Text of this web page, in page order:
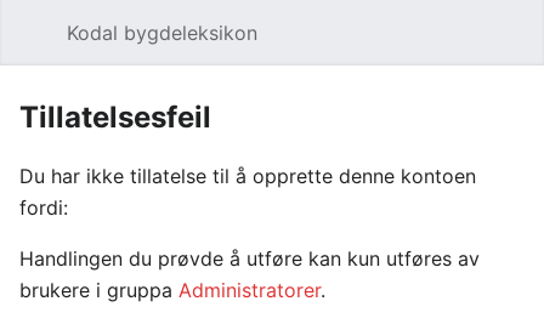
Kodal bygdeleksikon
Tillatelsesfeil
Du har ikke tillatelse til å opprette denne kontoen
fordi:
Handlingen du prøvde å utføre kan kun utføres av
brukere i gruppa Administratorer.